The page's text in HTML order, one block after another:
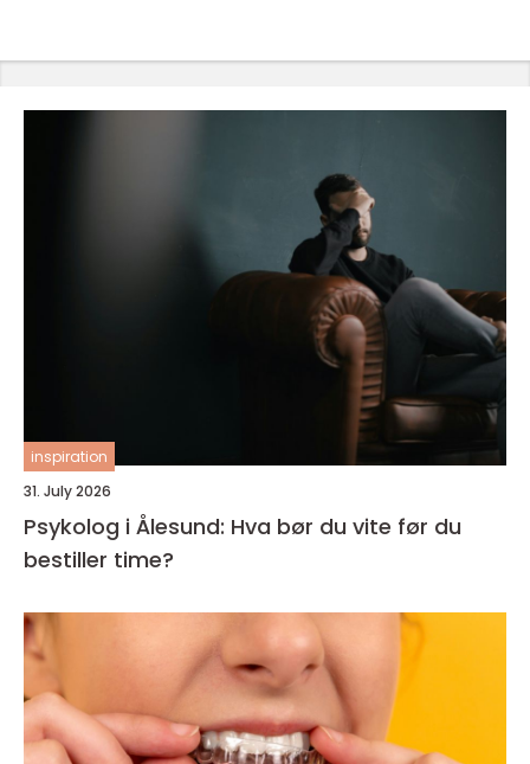
inspiration
31. July 2026
Psykolog i Ålesund: Hva bør du vite før du
bestiller time?